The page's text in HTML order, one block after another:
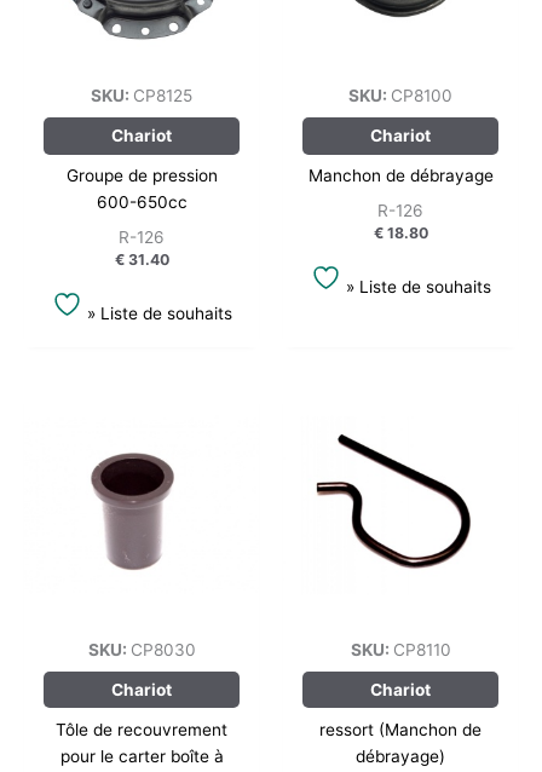
SKU: CP8125
Chariot
Groupe de pression
600-650cc
R-126
€31.40
» Liste de souhaits
SKU: CP8100
Chariot
Manchon de débrayage
R-126
€18.80
» Liste de souhaits
SKU: CP8030
Chariot
Tôle de recouvrement
pour le carter boîte à
SKU: CP8110
Chariot
ressort (Manchon de
débrayage)